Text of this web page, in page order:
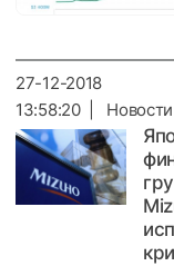
27-12-2018
13:58:20 | Новости